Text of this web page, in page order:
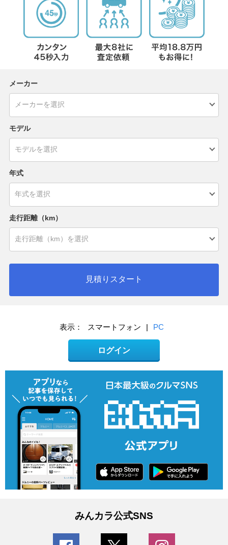
メーカー
モデル
年式
走行距離（km）
見積りスタート
表示： スマートフォン | PC
ログイン
みんカラ公式SNS